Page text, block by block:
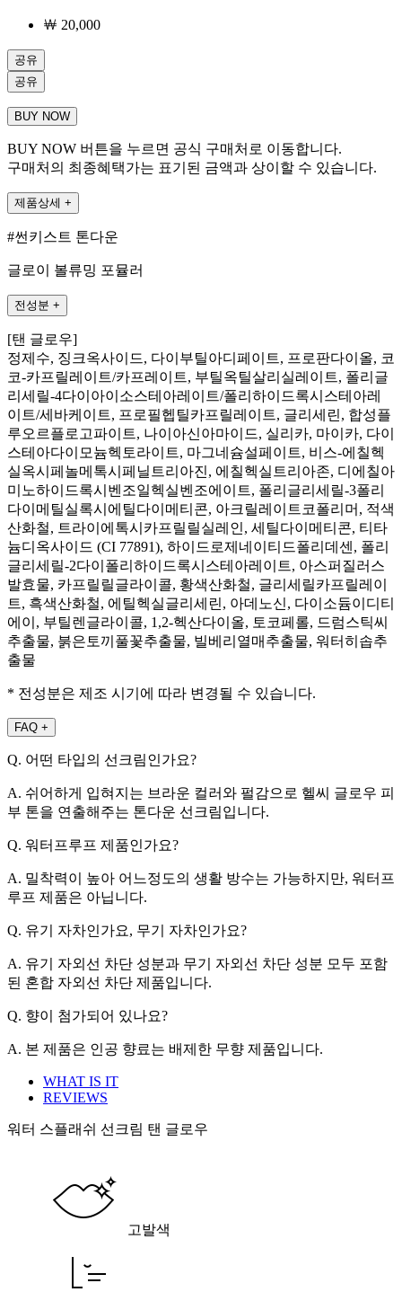
￦ 20,000
공유
공유
BUY NOW
BUY NOW 버튼을 누르면 공식 구매처로 이동합니다.
구매처의 최종혜택가는 표기된 금액과 상이할 수 있습니다.
제품상세 +
#썬키스트 톤다운
글로이 볼류밍 포뮬러
전성분 +
[탠 글로우]
정제수, 징크옥사이드, 다이부틸아디페이트, 프로판다이올, 코
코-카프릴레이트/카프레이트, 부틸옥틸살리실레이트, 폴리글
리세릴-4다이아이소스테아레이트/폴리하이드록시스테아레
이트/세바케이트, 프로필헵틸카프릴레이트, 글리세린, 합성플
루오르플로고파이트, 나이아신아마이드, 실리카, 마이카, 다이
스테아다이모늄헥토라이트, 마그네슘설페이트, 비스-에칠헥
실옥시페놀메톡시페닐트리아진, 에칠헥실트리아존, 디에칠아
미노하이드록시벤조일헥실벤조에이트, 폴리글리세릴-3폴리
다이메틸실록시에틸다이메티콘, 아크릴레이트코폴리머, 적색
산화철, 트라이에톡시카프릴릴실레인, 세틸다이메티콘, 티타
늄디옥사이드 (CI 77891), 하이드로제네이티드폴리데센, 폴리
글리세릴-2다이폴리하이드록시스테아레이트, 아스퍼질러스
발효물, 카프릴릴글라이콜, 황색산화철, 글리세릴카프릴레이
트, 흑색산화철, 에틸헥실글리세린, 아데노신, 다이소듐이디티
에이, 부틸렌글라이콜, 1,2-헥산다이올, 토코페롤, 드럼스틱씨
추출물, 붉은토끼풀꽃추출물, 빌베리열매추출물, 워터히솝추
출물
* 전성분은 제조 시기에 따라 변경될 수 있습니다.
FAQ +
Q. 어떤 타입의 선크림인가요?
A. 쉬어하게 입혀지는 브라운 컬러와 펄감으로 헬씨 글로우 피
부 톤을 연출해주는 톤다운 선크림입니다.
Q. 워터프루프 제품인가요?
A. 밀착력이 높아 어느정도의 생활 방수는 가능하지만, 워터프
루프 제품은 아닙니다.
Q. 유기 자차인가요, 무기 자차인가요?
A. 유기 자외선 차단 성분과 무기 자외선 차단 성분 모두 포함
된 혼합 자외선 차단 제품입니다.
Q. 향이 첨가되어 있나요?
A. 본 제품은 인공 향료는 배제한 무향 제품입니다.
WHAT IS IT
REVIEWS
워터 스플래쉬 선크림 탠 글로우
고발색